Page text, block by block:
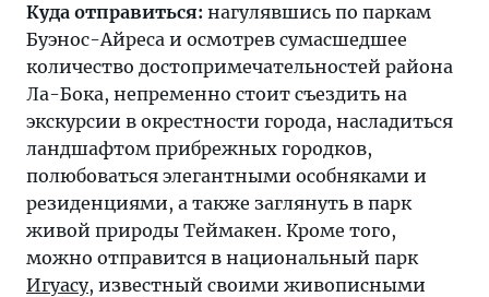
Куда отправиться: нагулявшись по паркам
Буэнос-Айреса и осмотрев сумасшедшее
количество достопримечательностей района
Ла-Бока, непременно стоит съездить на
экскурсии в окрестности города, насладиться
ландшафтом прибрежных городков,
полюбоваться элегантными особняками и
резиденциями, а также заглянуть в парк
живой природы Теймакен. Кроме того,
можно отправится в национальный парк
Игуасу, известный своими живописными